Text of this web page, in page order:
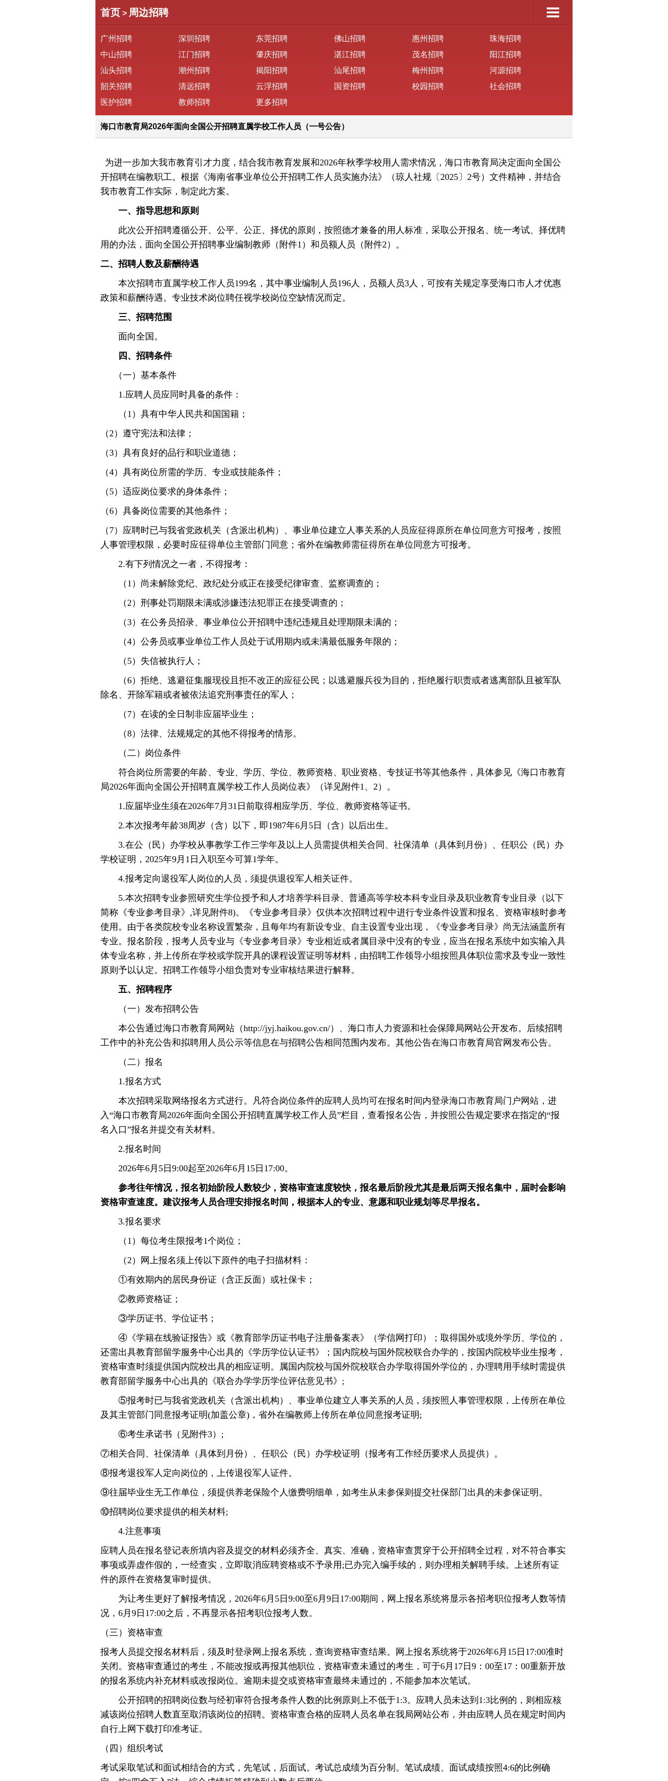
首页 > 周边招聘
广州招聘 深圳招聘 东莞招聘 佛山招聘 惠州招聘
珠海招聘
中山招聘
江门招聘 肇庆招聘 湛江招聘 茂名招聘
阳江招聘
汕头招聘
潮州招聘 揭阳招聘 汕尾招聘 梅州招聘
河源招聘
韶关招聘
清远招聘 云浮招聘 国资招聘 校园招聘
社会招聘
医护招聘
教师招聘 更多招聘
海口市教育局2026年面向全国公开招聘直属学校工作人员（一号公告）
为进一步加大我市教育引才力度，结合我市教育发展和2026年秋季学校用人需求情况，海口市教育局决定面向全国公
开招聘在编教职工。根据《海南省事业单位公开招聘工作人员实施办法》（琼人社规〔2025〕2号）文件精神，并结合
我市教育工作实际，制定此方案。
一、指导思想和原则
此次公开招聘遵循公开、公平、公正、择优的原则，按照德才兼备的用人标准，采取公开报名、统一考试、择优聘
用的办法，面向全国公开招聘事业编制教师（附件1）和员额人员（附件2）。
二、招聘人数及薪酬待遇
本次招聘市直属学校工作人员199名，其中事业编制人员196人，员额人员3人，可按有关规定享受海口市人才优惠
政策和薪酬待遇。专业技术岗位聘任视学校岗位空缺情况而定。
三、招聘范围
面向全国。
四、招聘条件
（一）基本条件
1.应聘人员应同时具备的条件：
（1）具有中华人民共和国国籍；
（2）遵守宪法和法律；
（3）具有良好的品行和职业道德；
（4）具有岗位所需的学历、专业或技能条件；
（5）适应岗位要求的身体条件；
（6）具备岗位需要的其他条件；
（7）应聘时已与我省党政机关（含派出机构）、事业单位建立人事关系的人员应征得原所在单位同意方可报考，按照
人事管理权限，必要时应征得单位主管部门同意；省外在编教师需征得所在单位同意方可报考。
2.有下列情况之一者，不得报考：
（1）尚未解除党纪、政纪处分或正在接受纪律审查、监察调查的；
（2）刑事处罚期限未满或涉嫌违法犯罪正在接受调查的；
（3）在公务员招录、事业单位公开招聘中违纪违规且处理期限未满的；
（4）公务员或事业单位工作人员处于试用期内或未满最低服务年限的；
（5）失信被执行人；
（6）拒绝、逃避征集服现役且拒不改正的应征公民；以逃避服兵役为目的，拒绝履行职责或者逃离部队且被军队
除名、开除军籍或者被依法追究刑事责任的军人；
（7）在读的全日制非应届毕业生；
（8）法律、法规规定的其他不得报考的情形。
（二）岗位条件
符合岗位所需要的年龄、专业、学历、学位、教师资格、职业资格、专技证书等其他条件，具体参见《海口市教育
局2026年面向全国公开招聘直属学校工作人员岗位表》（详见附件1、2）。
1.应届毕业生须在2026年7月31日前取得相应学历、学位、教师资格等证书。
2.本次报考年龄38周岁（含）以下，即1987年6月5日（含）以后出生。
3.在公（民）办学校从事教学工作三学年及以上人员需提供相关合同、社保清单（具体到月份）、任职公（民）办
学校证明，2025年9月1日入职至今可算1学年。
4.报考定向退役军人岗位的人员，须提供退役军人相关证件。
5.本次招聘专业参照研究生学位授予和人才培养学科目录、普通高等学校本科专业目录及职业教育专业目录（以下
简称《专业参考目录》,详见附件8)。《专业参考目录》仅供本次招聘过程中进行专业条件设置和报名、资格审核时参考
使用。由于各类院校专业名称设置繁杂，且每年均有新设专业、自主设置专业出现，《专业参考目录》尚无法涵盖所有
专业。报名阶段，报考人员专业与《专业参考目录》专业相近或者属目录中没有的专业，应当在报名系统中如实输入具
体专业名称，并上传所在学校或学院开具的课程设置证明等材料，由招聘工作领导小组按照具体职位需求及专业一致性
原则予以认定。招聘工作领导小组负责对专业审核结果进行解释。
五、招聘程序
（一）发布招聘公告
本公告通过海口市教育局网站（http://jyj.haikou.gov.cn/）、海口市人力资源和社会保障局网站公开发布。后续招聘
工作中的补充公告和拟聘用人员公示等信息在与招聘公告相同范围内发布。其他公告在海口市教育局官网发布公告。
（二）报名
1.报名方式
本次招聘采取网络报名方式进行。凡符合岗位条件的应聘人员均可在报名时间内登录海口市教育局门户网站，进
入“海口市教育局2026年面向全国公开招聘直属学校工作人员”栏目，查看报名公告，并按照公告规定要求在指定的“报
名入口”报名并提交有关材料。
2.报名时间
2026年6月5日9:00起至2026年6月15日17:00。
参考往年情况，报名初始阶段人数较少，资格审查速度较快，报名最后阶段尤其是最后两天报名集中，届时会影响
资格审查速度。建议报考人员合理安排报名时间，根据本人的专业、意愿和职业规划等尽早报名。
3.报名要求
（1）每位考生限报考1个岗位；
（2）网上报名须上传以下原件的电子扫描材料：
①有效期内的居民身份证（含正反面）或社保卡；
②教师资格证；
③学历证书、学位证书；
④《学籍在线验证报告》或《教育部学历证书电子注册备案表》（学信网打印）；取得国外或境外学历、学位的，
还需出具教育部留学服务中心出具的《学历学位认证书》；国内院校与国外院校联合办学的，按国内院校毕业生报考，
资格审查时须提供国内院校出具的相应证明。属国内院校与国外院校联合办学取得国外学位的，办理聘用手续时需提供
教育部留学服务中心出具的《联合办学学历学位评估意见书》;
⑤报考时已与我省党政机关（含派出机构）、事业单位建立人事关系的人员，须按照人事管理权限，上传所在单位
及其主管部门同意报考证明(加盖公章)，省外在编教师上传所在单位同意报考证明;
⑥考生承诺书（见附件3）;
⑦相关合同、社保清单（具体到月份）、任职公（民）办学校证明（报考有工作经历要求人员提供）。
⑧报考退役军人定向岗位的，上传退役军人证件。
⑨往届毕业生无工作单位，须提供养老保险个人缴费明细单，如考生从未参保则提交社保部门出具的未参保证明。
⑩招聘岗位要求提供的相关材料;
4.注意事项
应聘人员在报名登记表所填内容及提交的材料必须齐全、真实、准确，资格审查贯穿于公开招聘全过程，对不符合事实
事项或弄虚作假的，一经查实，立即取消应聘资格或不予录用;已办完入编手续的，则办理相关解聘手续。上述所有证
件的原件在资格复审时提供。
为让考生更好了解报考情况，2026年6月5日9:00至6月9日17:00期间，网上报名系统将显示各招考职位报考人数等情
况，6月9日17:00之后，不再显示各招考职位报考人数。
（三）资格审查
报考人员提交报名材料后，须及时登录网上报名系统，查询资格审查结果。网上报名系统将于2026年6月15日17:00准时
关闭。资格审查通过的考生，不能改报或再报其他职位，资格审查未通过的考生，可于6月17日9：00至17：00重新开放
的报名系统内补充材料或改报岗位。逾期未提交或资格审查最终未通过的，不能参加本次笔试。
公开招聘的招聘岗位数与经初审符合报考条件人数的比例原则上不低于1:3。应聘人员未达到1:3比例的，则相应核
减该岗位招聘人数直至取消该岗位的招聘。资格审查合格的应聘人员名单在我局网站公布，并由应聘人员在规定时间内
自行上网下载打印准考证。
（四）组织考试
考试采取笔试和面试相结合的方式，先笔试，后面试。考试总成绩为百分制。笔试成绩、面试成绩按照4:6的比例确